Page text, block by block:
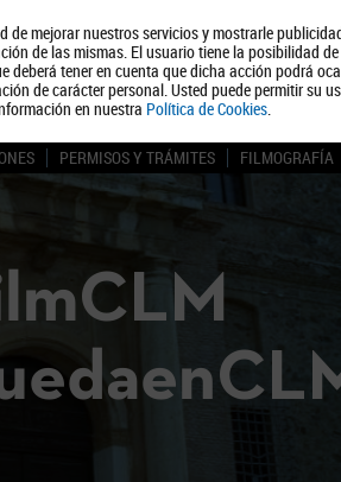
mejorar nuestros servicios y mostrarle
de las mismas. El usuario tiene la posibilidad
deberá tener en cuenta que dicha acción podrá
de carácter personal. Usted puede permitir su
en nuestra Política de Cookies.
Quiénes somos Turismo Política de
PERMISOS Y TRÁMITES FILMOGRAFÍA